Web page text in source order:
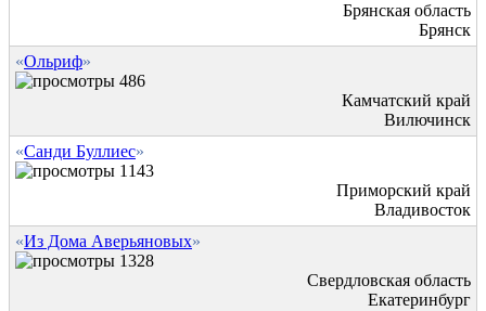
Брянская область
Брянск
«Ольриф»
486
Камчатский край
Вилючинск
«Санди Буллиес»
1143
Приморский край
Владивосток
«Из Дома Аверьяновых»
1328
Свердловская область
Екатеринбург